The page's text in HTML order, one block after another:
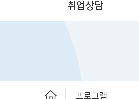
취업상담
프로그램